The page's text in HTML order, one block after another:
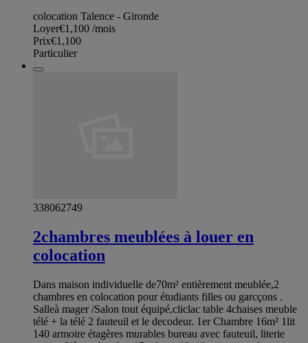
colocation Talence - Gironde
Loyer€1,100 /mois
Prix€1,100
Particulier
338062749
2chambres meublées à louer en
colocation
Dans maison individuelle de70m² entièrement meublée,2
chambres en colocation pour étudiants filles ou garcçons .
Salleà mager /Salon tout équipé,cliclac table 4chaises meuble
télé + la télé 2 fauteuil et le decodeur. 1er Chambre 16m² 1lit
140 armoire étagères murables bureau avec fauteuil, literie